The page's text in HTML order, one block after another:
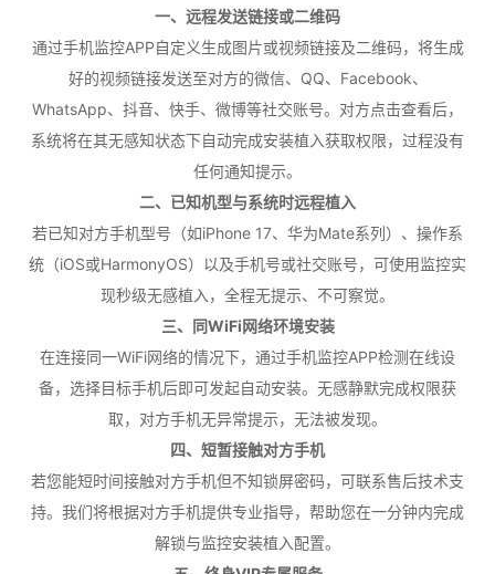
一、远程发送链接或二维码
通过手机监控APP自定义生成图片或视频链接及二维码，将生成
好的视频链接发送至对方的微信、QQ、Facebook、
WhatsApp、抖音、快手、微博等社交账号。对方点击查看后，
系统将在其无感知状态下自动完成安装植入获取权限，过程没有
任何通知提示。
二、已知机型与系统时远程植入
若已知对方手机型号（如iPhone 17、华为Mate系列）、操作系
统（iOS或HarmonyOS）以及手机号或社交账号，可使用监控实
现秒级无感植入，全程无提示、不可察觉。
三、同WiFi网络环境安装
在连接同一WiFi网络的情况下，通过手机监控APP检测在线设
备，选择目标手机后即可发起自动安装。无感静默完成权限获
取，对方手机无异常提示，无法被发现。
四、短暂接触对方手机
若您能短时间接触对方手机但不知锁屏密码，可联系售后技术支
持。我们将根据对方手机提供专业指导，帮助您在一分钟内完成
解锁与监控安装植入配置。